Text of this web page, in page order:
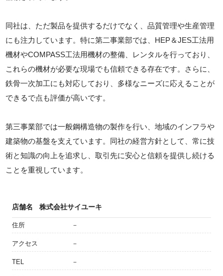
同社は、ただ製品を提供するだけでなく、品質管理や生産管理
にも注力しています。特に第二事業部では、HEP＆JES工法用
機材やCOMPASS工法用機材の整備、レンタルを行っており、
これらの機材が必要な現場でも信頼できる存在です。さらに、
鉄骨一次加工にも対応しており、多様なニーズに応えることが
できるで点も評価が高いです。
第三事業部では一般鋼構造物の製作を行い、地域のインフラや
建築物の基盤を支えています。同社の経営方針として、常に技
術と知識の向上を追求し、取引先に安心と信頼を提供し続ける
ことを重視しています。
店舗名 株式会社サイユーキ
住所 －
アクセス －
TEL －